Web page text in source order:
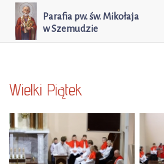
Parafia pw. św. Mikołaja
w Szemudzie
Wielki Piątek